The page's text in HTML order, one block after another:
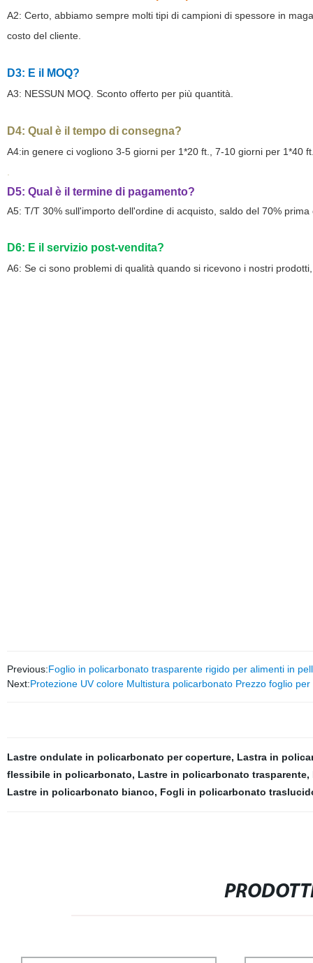
A2: Certo, abbiamo sempre molti tipi di campioni di spessore in
costo del cliente.
D3: E il MOQ?
A3: NESSUN MOQ. Sconto offerto per più quantità.
D4: Qual è il tempo di consegna?
A4:in genere ci vogliono 3-5 giorni per 1*20 ft., 7-10 giorni per 1*40
D5: Qual è il termine di pagamento?
A5: T/T 30% sull'importo dell'ordine di acquisto, saldo del 70% prima
D6: E il servizio post-vendita?
A6: Se ci sono problemi di qualità quando si ricevono i nostri
Previous:Foglio in policarbonato trasparente rigido per alimenti in
Next:Protezione UV colore Multistura policarbonato Prezzo foglio per
Lastre ondulate in policarbonato per coperture, Lastra in
flessibile in policarbonato, Lastre in policarbonato trasparente,
Lastre in policarbonato bianco, Fogli in policarbonato